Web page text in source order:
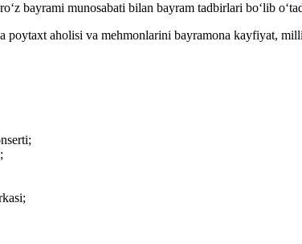
bayrami munosabati bilan bayram tadbirlari bo‘lib
poytaxt aholisi va mehmonlarini bayramona kayfiyat,